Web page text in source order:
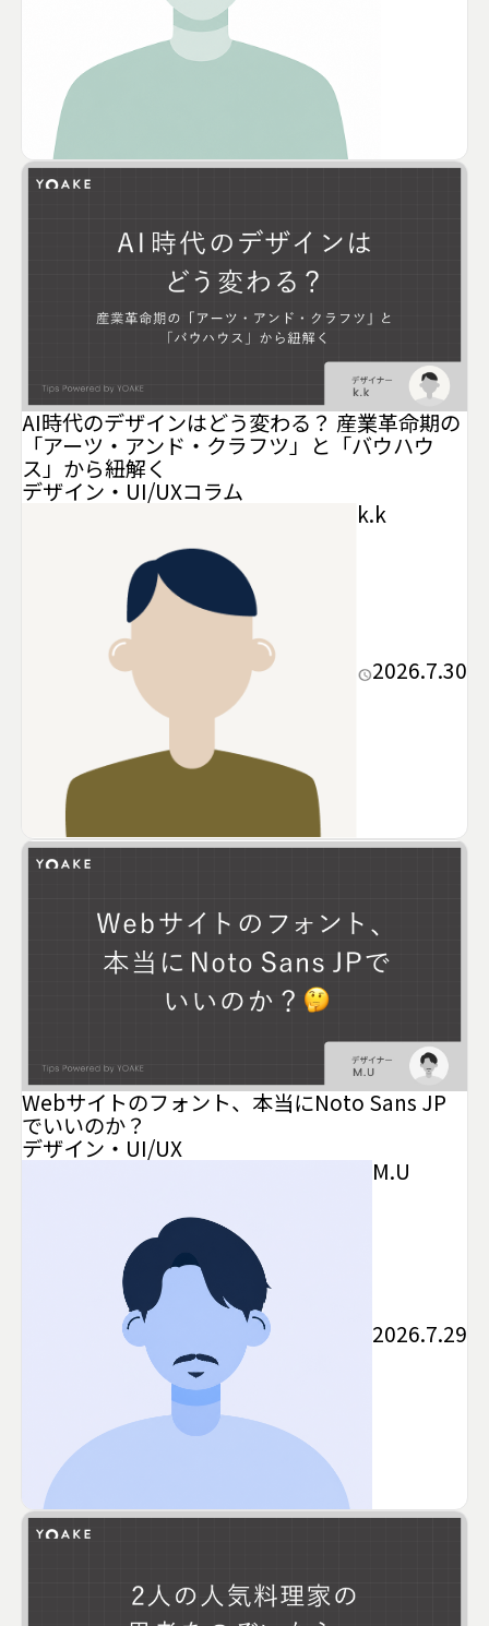
AI時代のデザインはどう変わる？ 産業革命期の
「アーツ・アンド・クラフツ」と「バウハウ
ス」から紐解く
デザイン・UI/UXコラム
k.k
2026.7.30
Webサイトのフォント、本当にNoto Sans JP
でいいのか？
デザイン・UI/UX
M.U
2026.7.29